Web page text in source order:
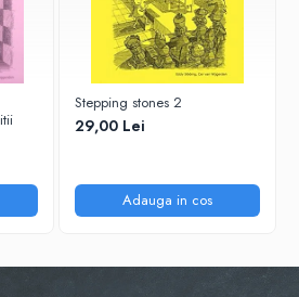
Stepping stones 2
29,00 Lei
Adauga in cos